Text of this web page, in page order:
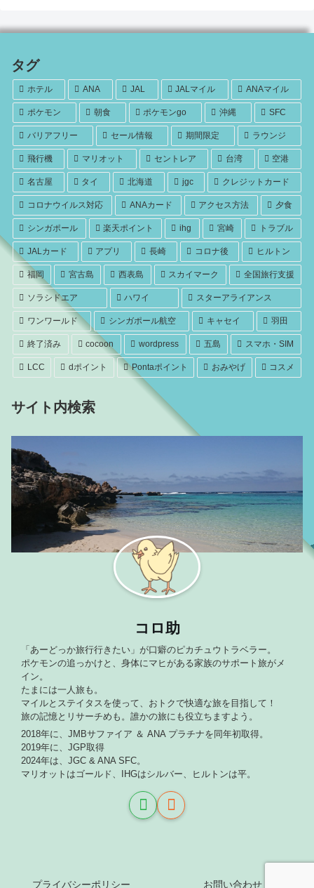
タグ
ホテル ANA JAL JALマイル ANAマイル
ポケモン 朝食 ポケモンgo 沖縄 SFC
バリアフリー セール情報 期間限定 ラウンジ
飛行機 マリオット セントレア 台湾 空港
名古屋 タイ 北海道 jgc クレジットカード
コロナウイルス対応 ANAカード アクセス方法 夕食
シンガポール 楽天ポイント ihg 宮崎 トラブル
JALカード アプリ 長崎 コロナ後 ヒルトン
福岡 宮古島 西表島 スカイマーク 全国旅行支援
ソラシドエア ハワイ スターアライアンス
ワンワールド シンガポール航空 キャセイ 羽田
終了済み cocoon wordpress 五島 スマホ・SIM
LCC dポイント Pontaポイント おみやげ コスメ
サイト内検索
コロ助
「あーどっか旅行行きたい」が口癖のピカチュウトラベラー。
ポケモンの追っかけと、身体にマヒがある家族のサポート旅がメ
イン。
たまには一人旅も。
マイルとステイタスを使って、おトクで快適な旅を目指して！
旅の記憶とリサーチめも。誰かの旅にも役立ちますよう。
2018年に、JMBサファイア ＆ ANA プラチナを同年初取得。
2019年に、JGP取得
2024年は、JGC & ANA SFC。
マリオットはゴールド、IHGはシルバー、ヒルトンは平。
プライバシーポリシー お問い合わせ